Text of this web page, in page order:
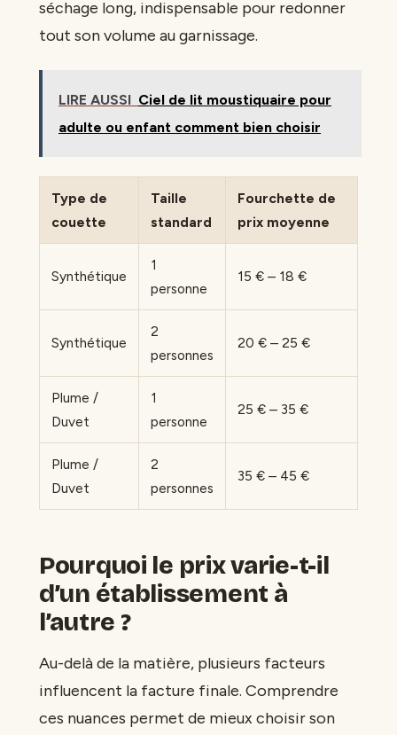
séchage long, indispensable pour redonner
tout son volume au garnissage.
LIRE AUSSI Ciel de lit moustiquaire pour
adulte ou enfant comment bien choisir
Type de
couette
Taille
standard
Fourchette de
prix moyenne
Synthétique
1
personne
15 € – 18 €
Synthétique
2
personnes
20 € – 25 €
Plume /
Duvet
1
personne
25 € – 35 €
Plume /
Duvet
2
personnes
35 € – 45 €
Pourquoi le prix varie-t-il
d’un établissement à
l’autre ?
Au-delà de la matière, plusieurs facteurs
influencent la facture finale. Comprendre
ces nuances permet de mieux choisir son